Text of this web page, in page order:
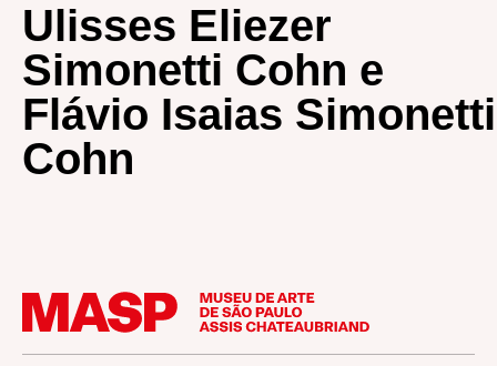
Ulisses Eliezer
Simonetti Cohn e
Flávio Isaias Simonetti
Cohn